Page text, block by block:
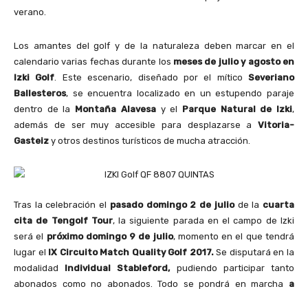
verano.
Los amantes del golf y de la naturaleza deben marcar en el
calendario varias fechas durante los meses de julio y agosto en
Izki Golf . Este escenario, diseñado por el mítico Severiano
Ballesteros, se encuentra localizado en un estupendo paraje
dentro de la Montaña Alavesay el Parque Natural de Izki,
además de ser muy accesible para desplazarse a Vitoria-
Gasteiz y otros destinos turísticos de mucha atracción.
Tras la celebración el pasado domingo 2 de juliode la cuarta
cita de Tengolf Tour, la siguiente parada en el campo de Izki
será el próximo domingo 9 de julio, momento en el que tendrá
lugar el IX Circuito Match Quality Golf 2017.Se disputará en la
modalidad Individual Stableford,pudiendo participar tanto
abonados como no abonados. Todo se pondrá en marcha a